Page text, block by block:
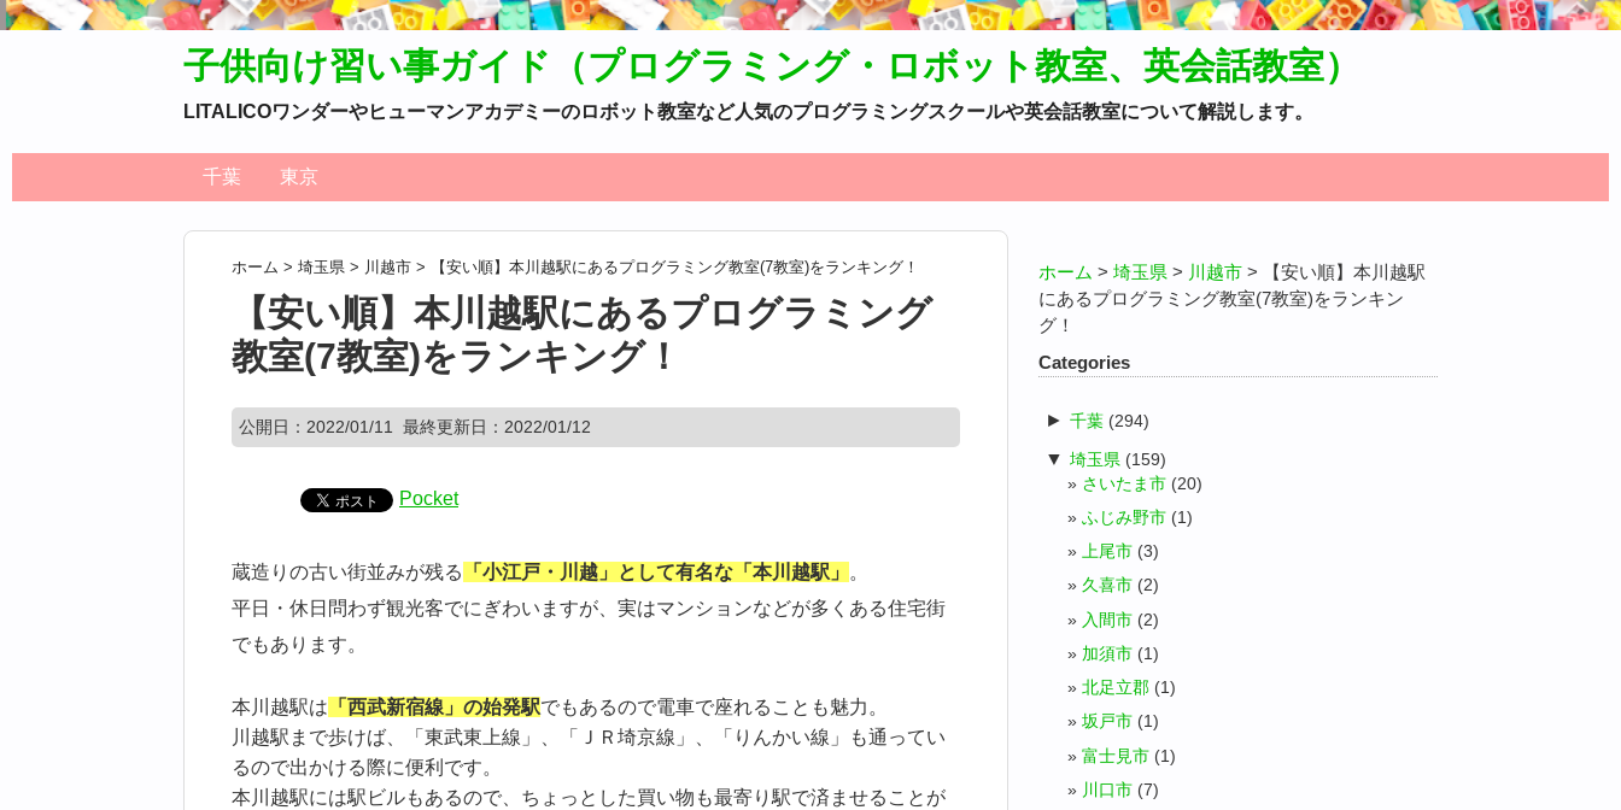
子供向け習い事ガイド（プログラミング・ロボット教室、英会話教室）
LITALICOワンダーやヒューマンアカデミーのロボット教室など人気のプログラミングスクールや英会話教室について解説します。
千葉 東京
ホーム > 埼玉県 > 川越市 > 【安い順】本川越駅にあるプログラミング教室(7教室)をランキング！
【安い順】本川越駅にあるプログラミング
教室(7教室)をランキング！
公開日：2022/01/11 最終更新日：2022/01/12
Pocket
蔵造りの古い街並みが残る 「小江戸・川越」として有名な「本川越駅」
。
平日・休日問わず観光客でにぎわいますが、実はマンションなどが多くある住宅街
でもあります。
本川越駅は 「西武新宿線」の始発駅でもあるので電車で座れることも魅力。
川越駅まで歩けば、「東武東上線」、「ＪＲ埼京線」、「りんかい線」も通ってい
るので出かける際に便利です。
本川越駅には駅ビルもあるので、ちょっとした買い物も最寄り駅で済ませることが
ホーム > 埼玉県 > 川越市 >
【安い順】本川越駅
にあるプログラミング教室(7教室)をランキン
グ！
Categories
► 千葉 (294)
▼ 埼玉県 (159)
さいたま市 (20)
ふじみ野市 (1)
上尾市 (3)
久喜市 (2)
入間市 (2)
加須市 (1)
北足立郡 (1)
坂戸市 (1)
富士見市 (1)
川口市 (7)